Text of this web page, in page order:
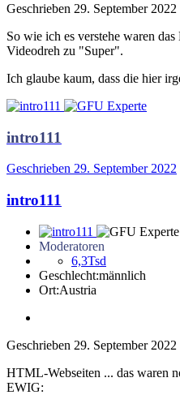
Geschrieben 29. September 2022
So wie ich es verstehe waren
Videodreh zu "Super".
Ich glaube kaum, dass die hier
intro111
Geschrieben 29. September 2022
intro111
Moderatoren
6,3Tsd
Geschlecht:männlich
Ort:Austria
Geschrieben 29. September 2022
HTML-Webseiten ... das waren
EWIG: